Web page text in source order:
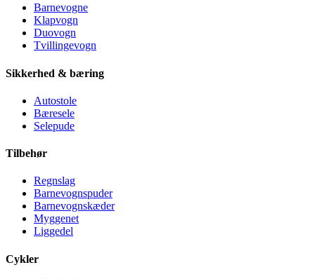
Barnevogne
Klapvogn
Duovogn
Tvillingevogn
Sikkerhed & bæring
Autostole
Bæresele
Selepude
Tilbehør
Regnslag
Barnevognspuder
Barnevognskæder
Myggenet
Liggedel
Cykler